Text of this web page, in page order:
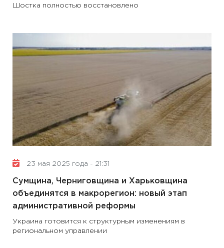
Шостка полностью восстановлено
23 мая 2025 года - 21:31
Сумщина, Черниговщина и Харьковщина
объединятся в макрорегион: новый этап
административной реформы
Украина готовится к структурным изменениям в
региональном управлении